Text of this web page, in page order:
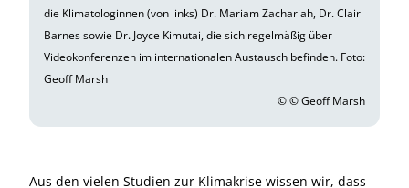
die Klimatologinnen (von links) Dr. Mariam Zachariah, Dr. Clair
Barnes sowie Dr. Joyce Kimutai, die sich regelmäßig über
Videokonferenzen im internationalen Austausch befinden. Foto:
Geoff Marsh
© © Geoff Marsh
Aus den vielen Studien zur Klimakrise wissen wir, dass